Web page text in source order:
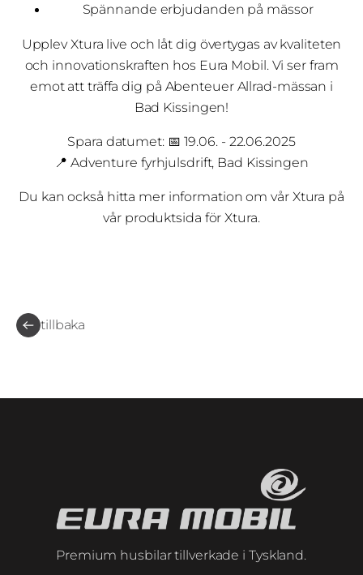
Spännande erbjudanden på mässor
Upplev Xtura live och låt dig övertygas av kvaliteten
och innovationskraften hos Eura Mobil. Vi ser fram
emot att träffa dig på Abenteuer Allrad-mässan i
Bad Kissingen!
Spara datumet: 📅 19.06. - 22.06.2025
📍 Adventure fyrhjulsdrift, Bad Kissingen
Du kan också hitta mer information om vår Xtura på
vår produktsida för Xtura.
tillbaka
Premium husbilar tillverkade i Tyskland.